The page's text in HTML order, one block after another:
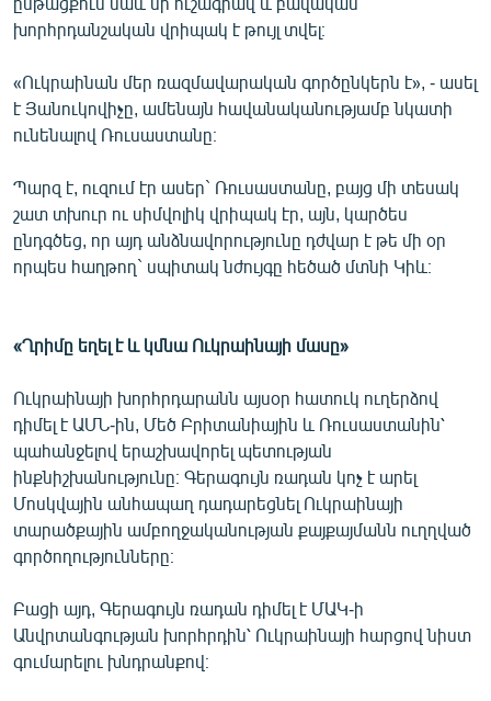
խորհրդանշական վրիպակ է թույլ տվել։
«Ուկրաինան մեր ռազմավարական գործընկերն է», - ասել
է Յանուկովիչը, ամենայն հավանականությամբ նկատի
ունենալով Ռուսաստանը։
Պարզ է, ուզում էր ասեր` Ռուսաստանը, բայց մի տեսակ
շատ տխուր ու սիմվոլիկ վրիպակ էր, այն, կարծես
ընդգծեց, որ այդ անձնավորությունը դժվար է թե մի օր
որպես հաղթող` սպիտակ նժույգը հեծած մտնի Կիև։
«Ղրիմը եղել է և կմնա Ուկրաինայի մասը»
Ուկրաինայի խորհրդարանն այսօր հատուկ ուղերձով
դիմել է ԱՄՆ-ին, Մեծ Բրիտանիային և Ռուսաստանին՝
պահանջելով երաշխավորել պետության
ինքնիշխանությունը։ Գերագույն ռադան կոչ է արել
Մոսկվային անհապաղ դադարեցնել Ուկրաինայի
տարածքային ամբողջականության քայքայմանն ուղղված
գործողությունները։
Բացի այդ, Գերագույն ռադան դիմել է ՄԱԿ-ի
Անվրտանգության խորհրդին՝ Ուկրաինայի հարցով նիստ
գումարելու խնդրանքով։